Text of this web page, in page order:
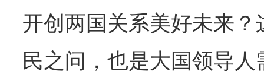
开创两国关系美好未来
民之问，也是大国领导